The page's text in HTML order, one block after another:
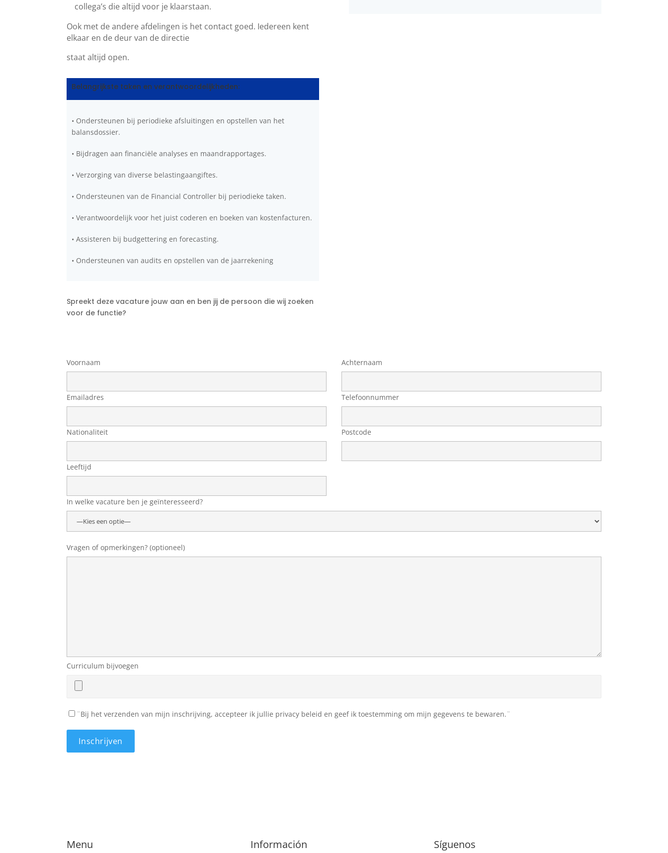
collega’s die altijd voor je klaarstaan.
Ook met de andere afdelingen is het contact goed. Iedereen kent
elkaar en de deur van de directie
staat altijd open.
Belangrijkste taken en verantwoordelijkheden:
• Ondersteunen bij periodieke afsluitingen en opstellen van het
balansdossier.
• Bijdragen aan financiële analyses en maandrapportages.
• Verzorging van diverse belastingaangiftes.
• Ondersteunen van de Financial Controller bij periodieke taken.
• Verantwoordelijk voor het juist coderen en boeken van kostenfacturen.
• Assisteren bij budgettering en forecasting.
• Ondersteunen van audits en opstellen van de jaarrekening
Spreekt deze vacature jouw aan en ben jij de persoon die wij zoeken
voor de functie?
Voornaam
Emailadres
Nationaliteit
Leeftijd
Achternaam
Telefoonnummer
Postcode
In welke vacature ben je geïnteresseerd?
Vragen of opmerkingen? (optioneel)
Curriculum bijvoegen
¨Bij het verzenden van mijn inschrijving, accepteer ik jullie privacy beleid en geef ik toestemming om mijn gegevens te bewaren.¨
Menu Información Síguenos